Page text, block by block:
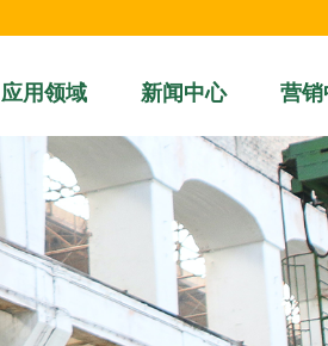
应用领域 新闻中心 营